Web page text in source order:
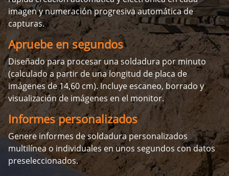
imagen y numeración progresiva automática de
capturas.
Apruebe en segundos
Diseñado para procesar una soldadura por minuto
(calculado a partir de una longitud de placa de
imágenes de 14,60 cm). Incluye escaneo, borrado y
visualización de imágenes en el monitor.
Informes personalizados
Genere informes de soldadura personalizados
multilínea o individuales en unos segundos con datos
preseleccionados.